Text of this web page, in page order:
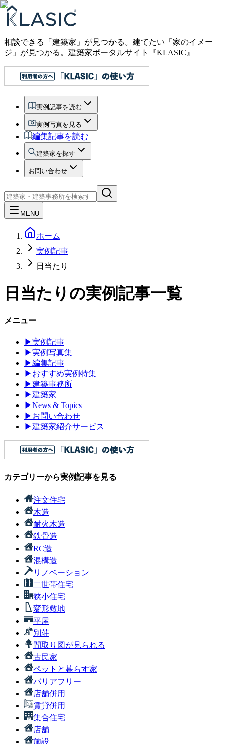
相談できる「建築家」が見つかる。建てたい「家のイメー
ジ」が見つかる。 建築家ポータルサイト『KLASIC』
実例記事を読む
実例写真を見る
編集記事を読む
建築家を探す
お問い合わせ
MENU
ホーム
実例記事
日当たり
日当たり の実例記事一覧
メニュー
▶実例記事
▶実例写真集
▶編集記事
▶ おすすめ実例特集
▶建築事務所
▶建築家
▶News & Topics
▶ お問い合わせ
▶建築家紹介サービス
カテゴリーから実例記事を見る
注文住宅
木造
耐火木造
鉄骨造
RC造
混構造
リノベーション
二世帯住宅
狭小住宅
変形敷地
平屋
別荘
間取り図が見られる
古民家
ペットと暮らす家
バリアフリー
店舗併用
賃貸併用
集合住宅
店舗
施設